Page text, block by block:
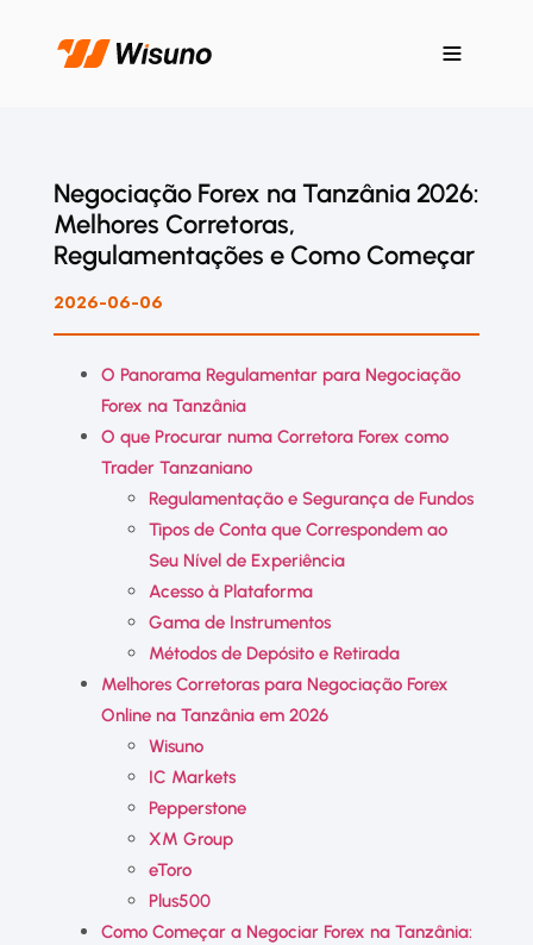
Negociação Forex na Tanzânia 2026:
Melhores Corretoras,
Regulamentações e Como Começar
2026-06-06
O Panorama Regulamentar para Negociação
Forex na Tanzânia
O que Procurar numa Corretora Forex como
Trader Tanzaniano
Regulamentação e Segurança de Fundos
Tipos de Conta que Correspondem ao
Seu Nível de Experiência
Acesso à Plataforma
Gama de Instrumentos
Métodos de Depósito e Retirada
Melhores Corretoras para Negociação Forex
Online na Tanzânia em 2026
Wisuno
IC Markets
Pepperstone
XM Group
eToro
Plus500
Como Começar a Negociar Forex na Tanzânia: